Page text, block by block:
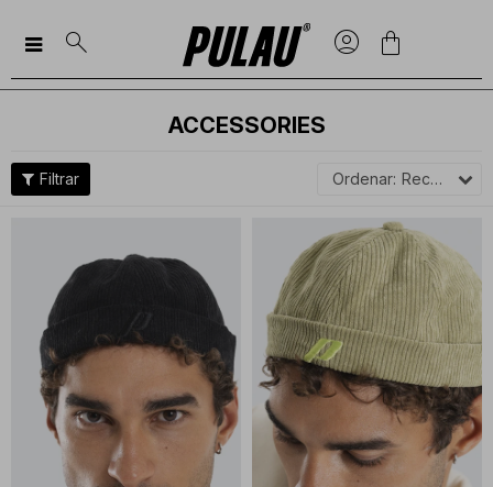

ACCESSORIES
Recomendados